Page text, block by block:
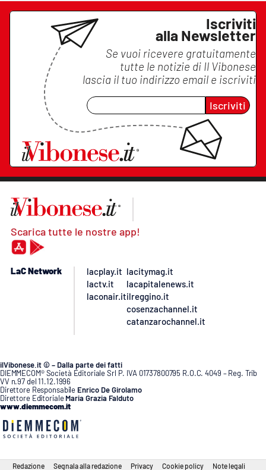
Iscriviti
alla Newsletter
Se vuoi ricevere gratuitamente
tutte le notizie di Il Vibonese
lascia il tuo indirizzo email e iscriviti
Iscriviti
Scarica tutte le nostre app!
LaC Network
lacplay.it
lactv.it
laconair.it
lacitymag.it
lacapitalenews.it
ilreggino.it
cosenzachannel.it
catanzarochannel.it
ilVibonese.it © – Dalla parte dei fatti
DIEMMECOM® Società Editoriale Srl P. IVA 01737800795 R.O.C. 4049 – Reg. Trib
VV n.97 del 11.12.1996
Direttore Responsabile Enrico De Girolamo
Direttore Editoriale Maria Grazia Falduto
www.diemmecom.it
Redazione Segnala alla redazione Privacy Cookie policy Note legali